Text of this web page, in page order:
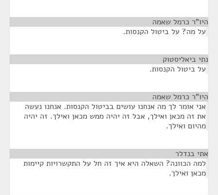
היו"ר כרמל שאמה
על מה? על ביטול הקנסות.
נתי ביאליסטוק
על ביטול הקנסות.
היו"ר כרמל שאמה
אני אומר לך מה אנחנו עושים בביטול הקנסות. אנחנו נעשה
את זה מכאן ואילך, אבל זה יהיה ממש מכאן ואילך. זה יהיה
מהיום ואילך.
אתי בנדלר
למה הכוונה? השאלה היא איך זה חל על התקשרויות קיימות
מכאן ואילך.